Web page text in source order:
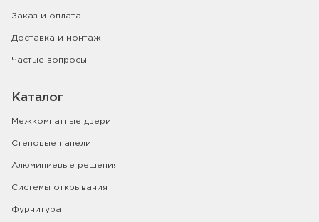
Заказ и оплата
Доставка и монтаж
Частые вопросы
Каталог
Межкомнатные двери
Стеновые панели
Алюминиевые решения
Системы открывания
Фурнитура